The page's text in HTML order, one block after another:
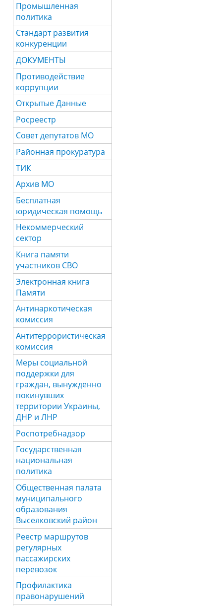
Промышленная
политика
Стандарт развития
конкуренции
ДОКУМЕНТЫ
Противодействие
коррупции
Открытые Данные
Росреестр
Совет депутатов МО
Районная прокуратура
ТИК
Архив МО
Бесплатная
юридическая помощь
Некоммерческий
сектор
Книга памяти
участников СВО
Электронная книга
Памяти
Антинаркотическая
комиссия
Антитеррористическая
комиссия
Меры социальной
поддержки для
граждан, вынужденно
покинувших
территории Украины,
ДНР и ЛНР
Роспотребнадзор
Государственная
национальная
политика
Общественная палата
муниципального
образования
Выселковский район
Реестр маршрутов
регулярных
пассажирских
перевозок
Профилактика
правонарушений